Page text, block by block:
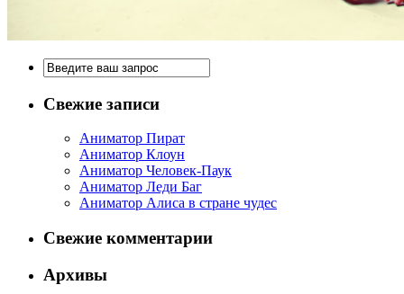
Свежие записи
Аниматор Пират
Аниматор Клоун
Аниматор Человек-Паук
Аниматор Леди Баг
Аниматор Алиса в стране чудес
Свежие комментарии
Архивы